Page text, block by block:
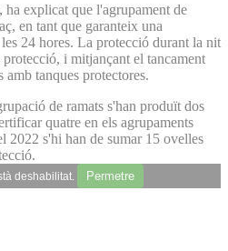
explicat que l'agrupament de
en tant que garanteix una
24 hores. La protecció durant la nit
i mitjançant el tancament
tanques protectores.
de ramats s'han produït dos
quatre en els agrupaments
s'hi han de sumar 15 ovelles
deshabilitat. Permetre